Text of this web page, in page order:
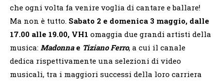
che ogni volta fa venire voglia di cantare e ballare!
Ma non è tutto. Sabato 2 e domenica 3 maggio, dalle
17.00 alle 19.00, VH1 omaggia due grandi artisti della
musica: Madonnae Tiziano Ferro, a cui il canale
dedica rispettivamente una selezioni di video
musicali, tra i maggiori successi della loro carriera